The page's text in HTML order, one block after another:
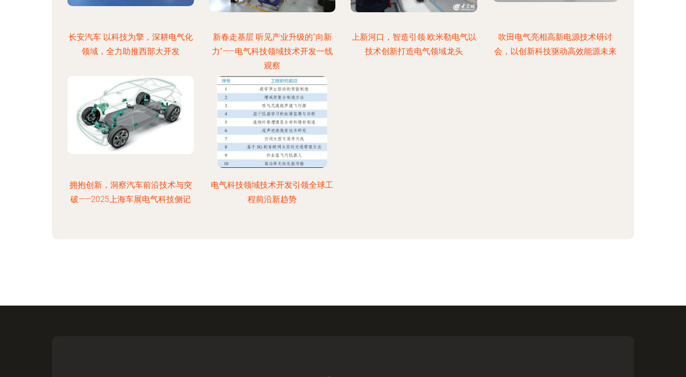
长安汽车 以科技为擎，深耕电气化
领域，全力助推西部大开发
新春走基层 听见产业升级的“向新
力”——电气科技领域技术开发一线
观察
上新河口，智造引领 欧米勒电气以
技术创新打造电气领域龙头
吹田电气亮相高新电源技术研讨
会，以创新科技驱动高效能源未来
拥抱创新，洞察汽车前沿技术与突
破——2025上海车展电气科技侧记
电气科技领域技术开发引领全球工
程前沿新趋势